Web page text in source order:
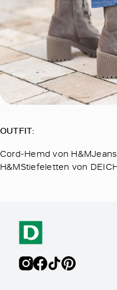
OUTFIT:
Cord-Hemd von
H&MStiefeletten von